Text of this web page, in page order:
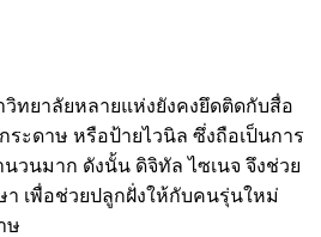
วิทยาลัยหลายแห่งยังคงยึดติดกับสื่อ
ระดาษ หรือป้ายไวนิล ซึ่งถือเป็นการ
วนมาก ดังนั้น ดิจิทัล ไซเนจ จึงช่วย
เพื่อช่วยปลูกฝั่งให้กับคนรุ่นใหม่
ษ